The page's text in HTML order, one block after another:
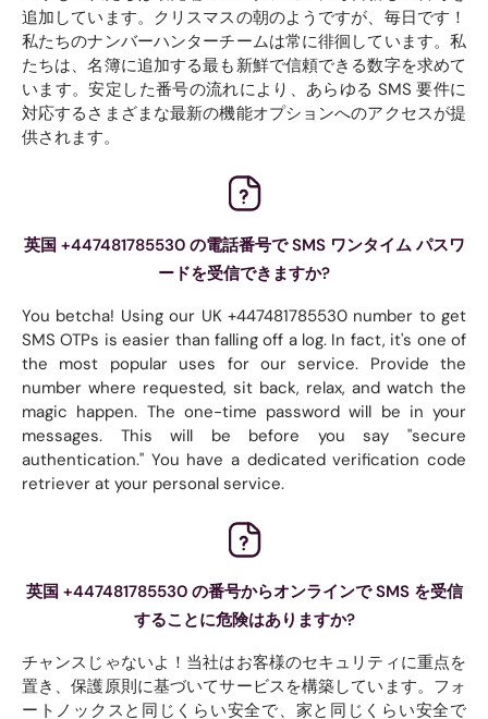
追加しています。クリスマスの朝のようですが、毎日です！
私たちのナンバーハンターチームは常に徘徊しています。私
たちは、名簿に追加する最も新鮮で信頼できる数字を求めて
います。安定した番号の流れにより、あらゆる SMS 要件に
対応するさまざまな最新の機能オプションへのアクセスが提
供されます。
英国 +447481785530 の電話番号で SMS ワンタイム パスワ
ードを受信できますか?
You betcha! Using our UK +447481785530 number to get
SMS OTPs is easier than falling off a log. In fact, it's one of
the most popular uses for our service. Provide the
number where requested, sit back, relax, and watch the
magic happen. The one-time password will be in your
messages. This will be before you say "secure
authentication." You have a dedicated verification code
retriever at your personal service.
英国 +447481785530 の番号からオンラインで SMS を受信
することに危険はありますか?
チャンスじゃないよ！当社はお客様のセキュリティに重点を
置き、保護原則に基づいてサービスを構築しています。フォ
ートノックスと同じくらい安全で、家と同じくらい安全で